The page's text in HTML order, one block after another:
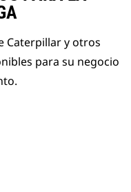
Caterpillar y otros
para su negocio